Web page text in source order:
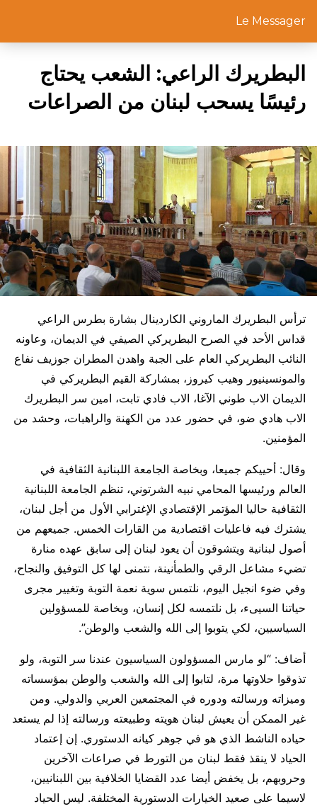
Le Messager
البطريرك الراعي: الشعب يحتاج
رئيسًا يسحب لبنان من الصراعات
ترأس البطريرك الماروني الكاردينال بشارة بطرس الراعي
قداس الأحد في الصرح البطريركي الصيفي في الديمان، وعاونه
النائب البطريركي العام على الجبة واهدن المطران جوزيف نفاع
والمونسينيور وهيب كيروز، بمشاركة القيم البطريركي في
الديمان الاب طوني الآغا، الاب فادي تابت، امين سر البطريرك
الاب هادي ضو، في حضور عدد من الكهنة والراهبات، وحشد من
المؤمنين.
وقال: أحييكم جميعا، وبخاصة الجامعة اللبنانية الثقافية في
العالم ورئيسها المحامي نبيه الشرتوني، تنظم الجامعة اللبنانية
الثقافية حاليا المؤتمر الإقتصادي الإغترابي الأول من أجل لبنان،
‏يشترك فيه فاعليات اقتصادية من القارات الخمس. جميعهم من
أصول لبنانية ‏ويتشوقون ‏أن يعود لبنان إلى سابق عهده ‏منارة
تضيء مشاعل الرقي ‏والطمأنينة، ‏نتمنى لها كل التوفيق والنجاح،
وفي ضوء انجيل اليوم، نلتمس سوية نعمة التوبة وتغيير مجرى
حياتنا السيىء، بل نلتمسه لكل إنسان، وبخاصة للمسؤولين
السياسيين، لكي يتوبوا إلى الله والشعب والوطن”.
أضاف: “لو مارس المسؤولون السياسيون عندنا سر التوبة، ولو
تذوقوا حلاوتها مرة، لتابوا إلى الله والشعب والوطن بمؤسساته
وميزاته ورسالته ودوره في المجتمعين العربي والدولي. ومن
غير الممكن أن يعيش لبنان هويته وطبيعته ورسالته إذا لم يستعد
حياده الناشط الذي هو في جوهر كيانه الدستوري. إن إعتماد
الحياد لا ينقذ فقط لبنان من التورط في صراعات الآخرين
وحروبهم، بل يخفض أيضا عدد القضايا الخلافية بين اللبنانيين،
لاسيما على صعيد الخيارات الدستورية المختلفة. ليس الحياد